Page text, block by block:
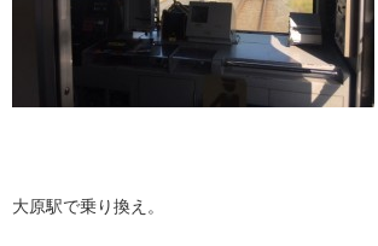
大原駅で乗り換え。